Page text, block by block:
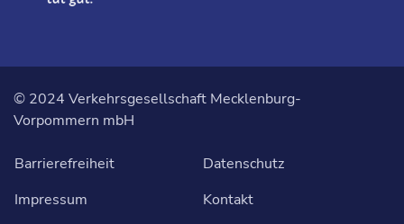
© 2024 Verkehrsgesellschaft Mecklenburg-
Vorpommern mbH
Barrierefreiheit
Datenschutz
Impressum
Kontakt